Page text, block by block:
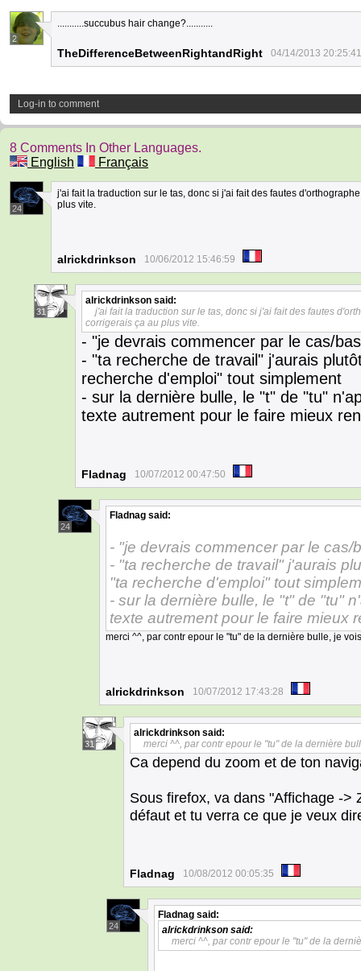
2
...........succubus hair change?...........
TheDifferenceBetweenRightandRight 04/14/2013 20:25:41
Log-in to comment
8 Comments In Other Languages.
English
Français
24
j'ai fait la traduction sur le tas, donc si j'ai fait des fautes
plus vite.
alrickdrinkson 10/06/2012 15:46:59
31
alrickdrinkson said:
j'ai fait la traduction sur le tas, donc si j'ai fait des fautes
corrigerais ça au plus vite.
- "je devrais commencer par le cas/
- "ta recherche de travail" j'aurais
recherche d'emploi" tout simplement
- sur la dernière bulle, le "t" de "tu"
texte autrement pour le faire mieux
Fladnag 10/07/2012 00:47:50
24
Fladnag said:
- "je devrais commencer par le cas/
- "ta recherche de travail" j'aurais
"ta recherche d'emploi" tout
- sur la dernière bulle, le "t" de "tu"
texte autrement pour le faire mieux
merci ^^, par contr epour le "tu" de la dernière bulle, je
alrickdrinkson 10/07/2012 17:43:28
31
alrickdrinkson said:
merci ^^, par contr epour le "tu" de la dernière
Ca depend du zoom et de ton
Sous firefox, va dans "Affichage ->
défaut et tu verra ce que je veux
Fladnag 10/08/2012 00:05:35
24
Fladnag said:
alrickdrinkson said:
merci ^^, par contr epour le "tu" de la